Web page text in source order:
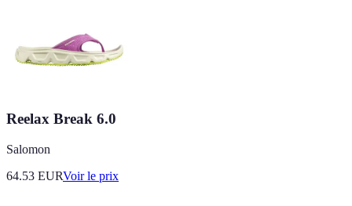
Reelax Break 6.0
Salomon
64.53 EURVoir le prix